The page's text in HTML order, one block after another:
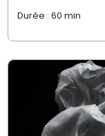
Durée : 60 min